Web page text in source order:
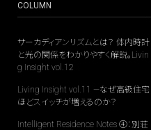
COLUMN
サーカディアンリズムとは？ 体内時計
と光の関係をわかりやすく解説。Livin
g Insight vol.12
Living Insight vol.11 —なぜ高級住宅
ほどスイッチが増えるのか？
Intelligent Residence Notes ④：別荘